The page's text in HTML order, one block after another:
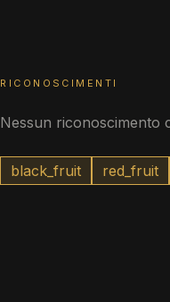
RICONOSCIMENTI
Nessun riconoscimento
black_fruit red_fruit